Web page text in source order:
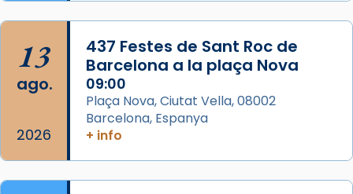
Mataró en reivindicarà les relíq
View on Facebook · Share
13
ago.
2026
437 Festes de Sant Roc de
Barcelona a la plaça Nova
09:00
Plaça Nova, Ciutat Vella, 08002
Barcelona, Espanya
+ info